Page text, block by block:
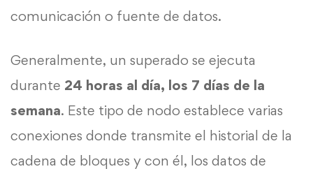
comunicación o fuente de datos.
Generalmente, un superado se ejecuta
durante 24 horas al día, los 7 días de la
semana. Este tipo de nodo establece varias
conexiones donde transmite el historial de la
cadena de bloques y con él, los datos de